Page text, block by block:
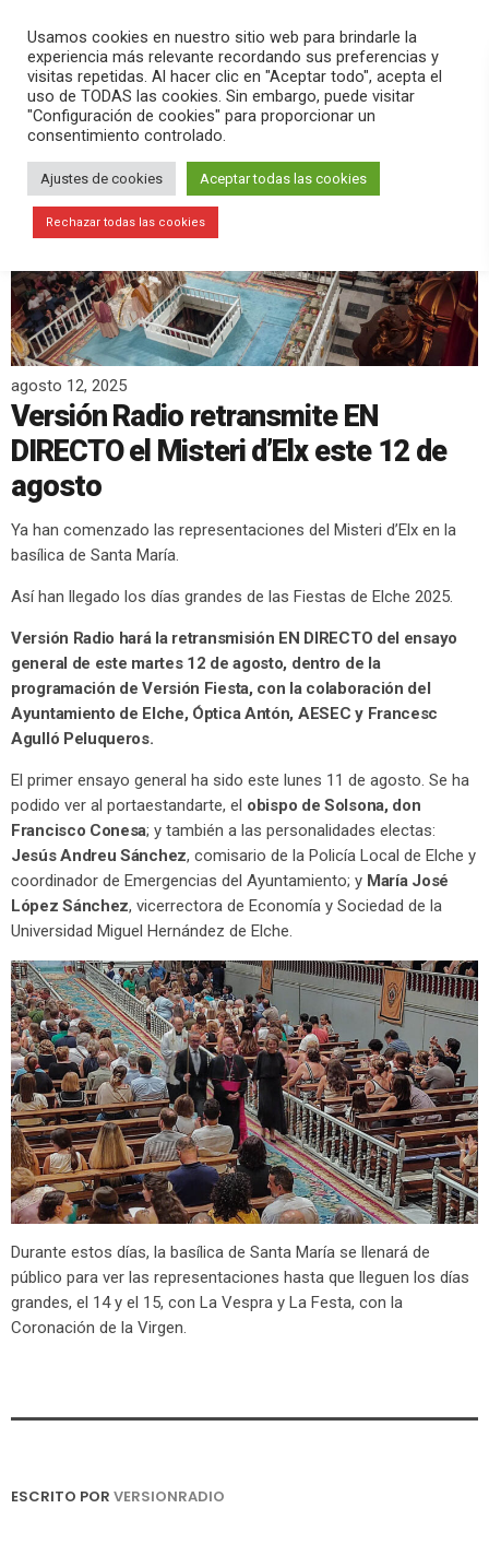
search menu pause PLAY
agosto 12, 2025
Versión Radio retransmite EN
DIRECTO el Misteri d’Elx este 12 de
agosto
Ya han comenzado las representaciones del Misteri d’Elx en la
basílica de Santa María.
Así han llegado los días grandes de las Fiestas de Elche 2025.
Versión Radio hará la retransmisión EN DIRECTO del ensayo
general de este martes 12 de agosto, dentro de la
programación de Versión Fiesta, con la colaboración del
Ayuntamiento de Elche, Óptica Antón, AESEC y Francesc
Agulló Peluqueros.
El primer ensayo general ha sido este lunes 11 de agosto. Se ha
podido ver al portaestandarte, el obispo de Solsona, don
Francisco Conesa; y también a las personalidades electas:
Jesús Andreu Sánchez, comisario de la Policía Local de Elche y
coordinador de Emergencias del Ayuntamiento; y María José
López Sánchez, vicerrectora de Economía y Sociedad de la
Universidad Miguel Hernández de Elche.
Durante estos días, la basílica de Santa María se llenará de
público para ver las representaciones hasta que lleguen los días
grandes, el 14 y el 15, con La Vespra y La Festa, con la
Coronación de la Virgen.
ESCRITO POR VERSIONRADIO
Usamos cookies en nuestro sitio web para brindarle la
experiencia más relevante recordando sus preferencias y
visitas repetidas. Al hacer clic en "Aceptar todo", acepta el
uso de TODAS las cookies. Sin embargo, puede visitar
"Configuración de cookies" para proporcionar un
consentimiento controlado.
Ajustes de cookies Aceptar todas las cookies
Rechazar todas las cookies